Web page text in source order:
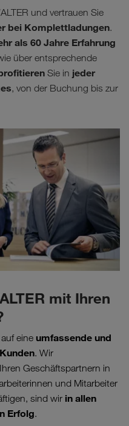
und vertrauen Sie
bei Komplettladungen.
als 60 Jahre Erfahrung
über entsprechende
Sie in jeder
, von der Buchung bis zur
mit Ihren
eine umfassende und
. Wir
Geschäftspartnern in
und Mitarbeiter
sind wir in allen
Erfolg.